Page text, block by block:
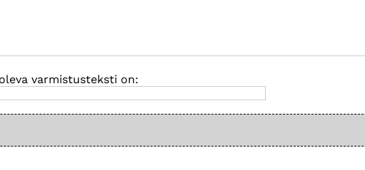
varmistusteksti on: